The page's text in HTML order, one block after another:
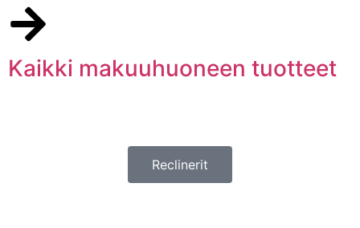
Kaikki makuuhuoneen tuotteet
Reclinerit